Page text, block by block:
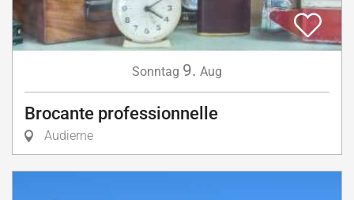
Sonntag 9. Aug
Brocante professionnelle
Audierne